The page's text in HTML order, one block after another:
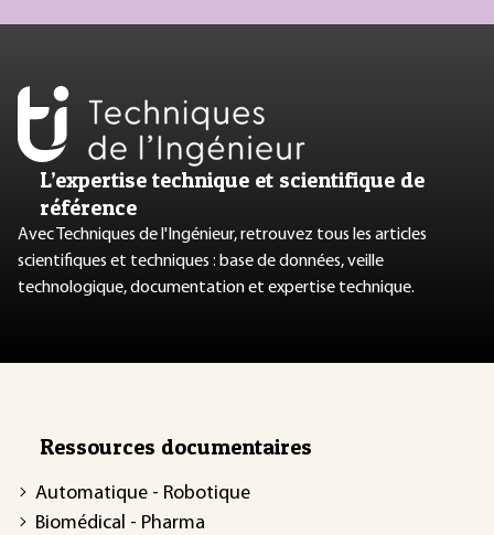
L’expertise technique et scientifique de
référence
Avec Techniques de l'Ingénieur, retrouvez tous les articles
scientifiques et techniques : base de données, veille
technologique, documentation et expertise technique.
Ressources documentaires
Automatique - Robotique
Biomédical - Pharma